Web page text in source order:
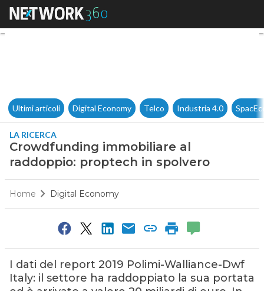
Crowdfunding immobiliare
Ultimi articoli Digital Economy Telco Industria 4.0
LA RICERCA
Crowdfunding immobiliare al
raddoppio: proptech in spolvero
Home Digital Economy
I dati del report 2019 Polimi-Walliance-Dwf
Italy: il settore ha raddoppiato la sua portata